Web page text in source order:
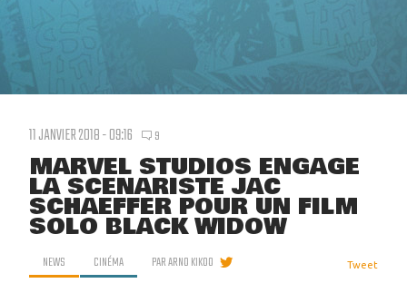
11 JANVIER 2018 - 09:16 9
MARVEL STUDIOS ENGAGE
LA SCÉNARISTE JAC
SCHAEFFER POUR UN FILM
SOLO BLACK WIDOW
NEWS CINÉMA PARARNO KIKOO Tweet